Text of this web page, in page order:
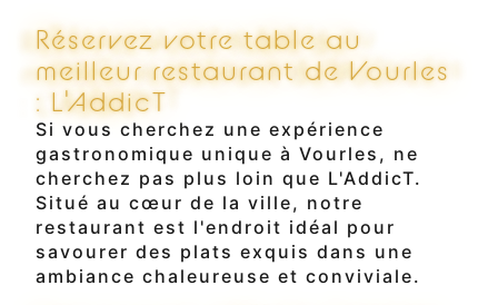
Réservez votre table au
meilleur restaurant de Vourles
: L'AddicT
Si vous cherchez une expérience
gastronomique unique à Vourles, ne
cherchez pas plus loin que L'AddicT.
Situé au cœur de la ville, notre
restaurant est l'endroit idéal pour
savourer des plats exquis dans une
ambiance chaleureuse et conviviale.